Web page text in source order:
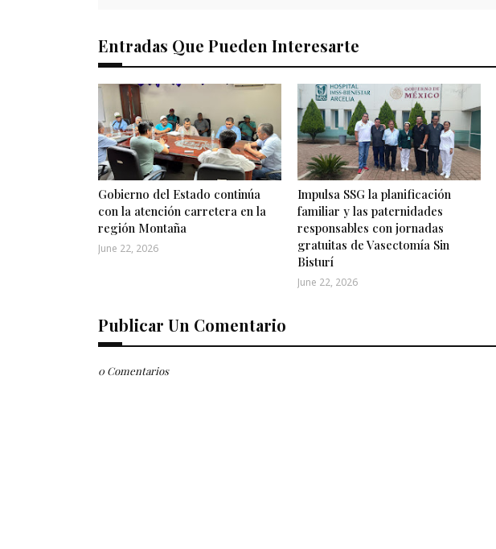
Entradas Que Pueden Interesarte
Gobierno del Estado continúa
con la atención carretera en la
región Montaña
June 22, 2026
Impulsa SSG la planificación
familiar y las paternidades
responsables con jornadas
gratuitas de Vasectomía Sin
Bisturí
June 22, 2026
Publicar Un Comentario
0 Comentarios